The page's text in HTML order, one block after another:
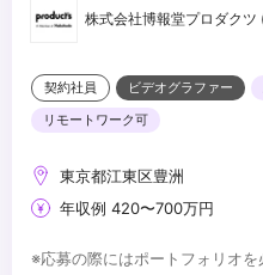
株式会社博報堂プロダクツ
契約社員 ビデオグラファー
リモートワーク可
東京都江東区豊洲
年収例 420〜700万円
※応募の際にはポートフォリオ